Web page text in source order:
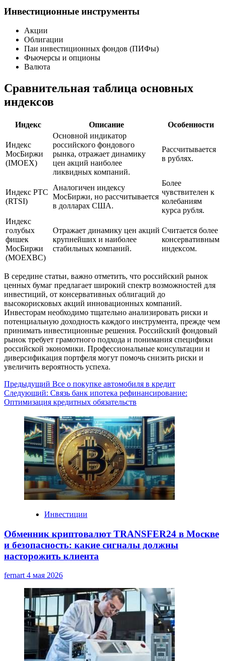
Инвестиционные инструменты
Акции
Облигации
Паи инвестиционных фондов (ПИФы)
Фьючерсы и опционы
Валюта
Сравнительная таблица основных
индексов
Индекс Описание Особенности
Индекс
МосБиржи
(IMOEX)
Основной индикатор
российского фондового
рынка, отражает динамику
цен акций наиболее
ликвидных компаний.
Рассчитывается
в рублях.
Индекс РТС
(RTSI)
Аналогичен индексу
МосБиржи, но рассчитывается
в долларах США.
Более
чувствителен к
колебаниям
курса рубля.
Индекс
голубых
фишек
МосБиржи
(MOEXBC)
Отражает динамику цен акций
крупнейших и наиболее
стабильных компаний.
Считается более
консервативным
индексом.
В середине статьи, важно отметить, что российский рынок
ценных бумаг предлагает широкий спектр возможностей для
инвестиций, от консервативных облигаций до
высокорисковых акций инновационных компаний.
Инвесторам необходимо тщательно анализировать риски и
потенциальную доходность каждого инструмента, прежде чем
принимать инвестиционные решения. Российский фондовый
рынок требует грамотного подхода и понимания специфики
российской экономики. Профессиональные консультации и
диверсификация портфеля могут помочь снизить риски и
увеличить вероятность успеха.
Навигация
записи
Предыдущий Все о покупке автомобиля в кредит
Следующий: Связь банк ипотека рефинансирование:
Оптимизация кредитных обязательств
Инвестиции
Обменник криптовалют TRANSFER24 в Москве
и безопасность: какие сигналы должны
насторожить клиента
fernart 4 мая 2026